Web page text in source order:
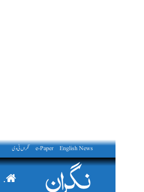
English News
e-Paper نگراں ٹی وی
.